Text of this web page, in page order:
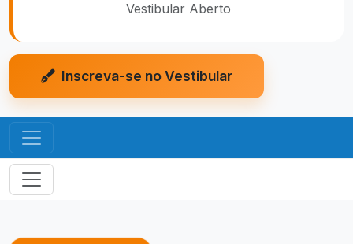
Vestibular Aberto
Inscreva-se no Vestibular